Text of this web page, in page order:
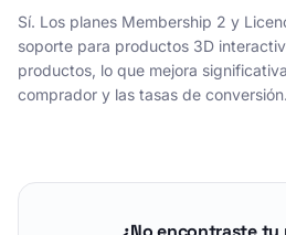
Sí. Los planes Membership 2 y
soporte para productos 3D
productos, lo que mejora
comprador y las tasas de conversión.